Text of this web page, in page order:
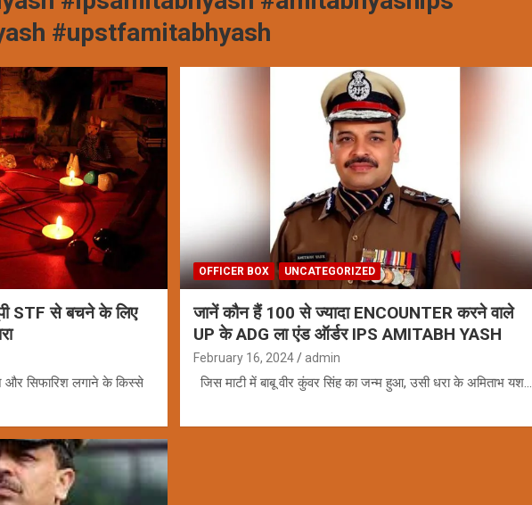
#upstfamitabhyash
STF से बचने के लिए
और सिफारिश लगाने के किस्से
OFFICER BOX UNCATEGORIZED
जानें कौन हैं 100 से ज्यादा ENCOUNTER करने वाले
UP के ADG ला एंड ऑर्डर IPS AMITABH YASH
February 16, 2024 admin
जिस माटी में बाबू वीर कुंवर सिंह का जन्म हुआ, उसी धरा के अमिताभ यश…